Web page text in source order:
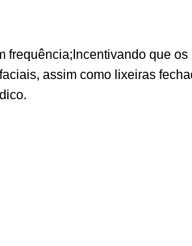
frequência;Incentivando que os
assim como lixeiras